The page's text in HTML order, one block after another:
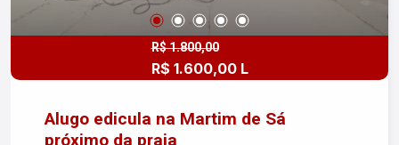
R$ 1.800,00
R$ 1.600,00 L
Alugo edicula na Martim de Sá
próximo da praia